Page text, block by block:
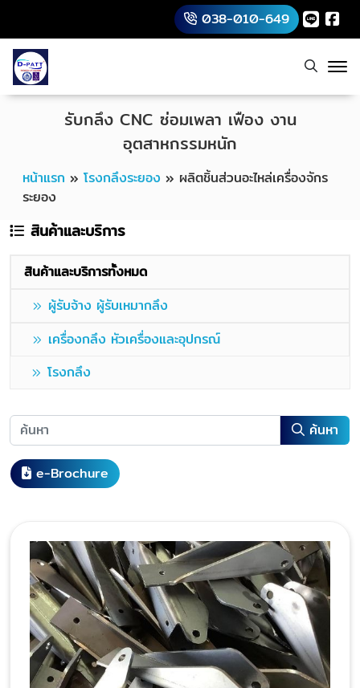
038-010-649
หน้าแรก » โรงกลึงระยอง » ผลิตชิ้นส่วนอะไหล่เครื่องจักร
ระยอง
รับกลึง CNC ซ่อมเพลา เฟือง งาน
อุตสาหกรรมหนัก
สินค้าและบริการ
สินค้าและบริการทั้งหมด
ผู้รับจ้าง ผู้รับเหมากลึง
เครื่องกลึง หัวเครื่องและอุปกรณ์
โรงกลึง
ค้นหา
e-Brochure